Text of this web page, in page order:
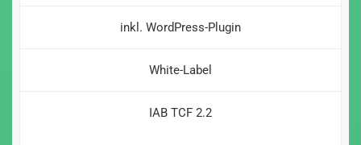
inkl. WordPress-Plugin
White-Label
IAB TCF 2.2